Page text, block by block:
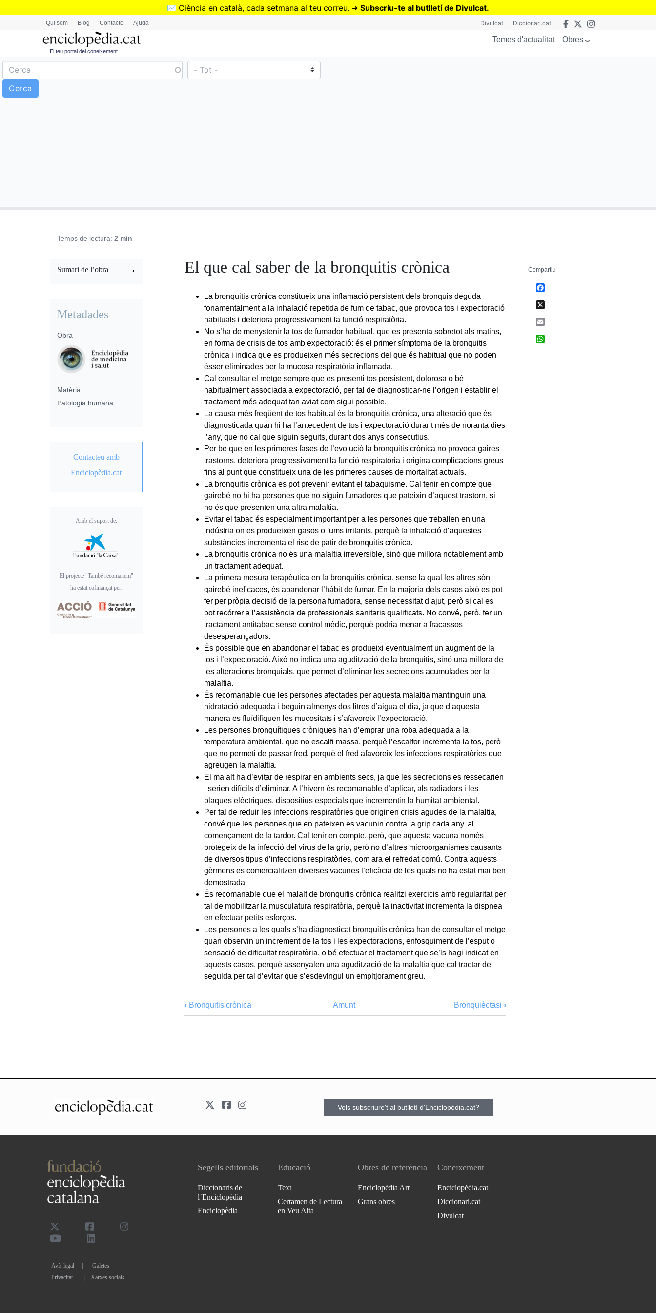
Vés
✉️ Ciència en català, cada setmana al teu correu. ➜ Subscriu-te al butlletí de Divulcat.
Qui som Blog Contacte Ajuda Divulcat Diccionari.cat
El teu portal del coneixement
Temes d'actualitat Obres
Temps de lectura: 2 min
El que cal saber de la bronquitis crònica
La bronquitis crònica constitueix una inflamació persistent dels bronquis deguda
fonamentalment a la inhalació repetida de fum de tabac, que provoca tos i expectoració
habituals i deteriora progressivament la funció respiratòria.
No s’ha de menystenir la tos de fumador habitual, que es presenta sobretot als matins,
en forma de crisis de tos amb expectoració: és el primer símptoma de la bronquitis
crònica i indica que es produeixen més secrecions del que és habitual que no poden
ésser eliminades per la mucosa respiratòria inflamada.
Cal consultar el metge sempre que es presenti tos persistent, dolorosa o bé
habitualment associada a expectoració, per tal de diagnosticar-ne l’origen i establir el
tractament més adequat tan aviat com sigui possible.
La causa més freqüent de tos habitual és la bronquitis crònica, una alteració que és
diagnosticada quan hi ha l’antecedent de tos i expectoració durant més de noranta dies
l’any, que no cal que siguin seguits, durant dos anys consecutius.
Per bé que en les primeres fases de l’evolució la bronquitis crònica no provoca gaires
trastorns, deteriora progressivament la funció respiratòria i origina complicacions greus
fins al punt que constitueix una de les primeres causes de mortalitat actuals.
La bronquitis crònica es pot prevenir evitant el tabaquisme. Cal tenir en compte que
gairebé no hi ha persones que no siguin fumadores que pateixin d’aquest trastorn, si
no és que presenten una altra malaltia.
Evitar el tabac és especialment important per a les persones que treballen en una
indústria on es produeixen gasos o fums irritants, perquè la inhalació d’aquestes
substàncies incrementa el risc de patir de bronquitis crònica.
La bronquitis crònica no és una malaltia irreversible, sinó que millora notablement amb
un tractament adequat.
La primera mesura terapèutica en la bronquitis crònica, sense la qual les altres són
gairebé ineficaces, és abandonar l’hàbit de fumar. En la majoria dels casos això es pot
fer per pròpia decisió de la persona fumadora, sense necessitat d’ajut, però si cal es
pot recórrer a l’assistència de professionals sanitaris qualificats. No convé, però, fer un
tractament antitabac sense control mèdic, perquè podria menar a fracassos
desesperançadors.
És possible que en abandonar el tabac es produeixi eventualment un augment de la
tos i l’expectoració. Això no indica una agudització de la bronquitis, sinó una millora de
les alteracions bronquials, que permet d’eliminar les secrecions acumulades per la
malaltia.
És recomanable que les persones afectades per aquesta malaltia mantinguin una
hidratació adequada i beguin almenys dos litres d’aigua el dia, ja que d’aquesta
manera es fluïdifiquen les mucositats i s’afavoreix l’expectoració.
Les persones bronquítiques cròniques han d’emprar una roba adequada a la
temperatura ambiental, que no escalfi massa, perquè l’escalfor incrementa la tos, però
que no permeti de passar fred, perquè el fred afavoreix les infeccions respiratòries que
agreugen la malaltia.
El malalt ha d’evitar de respirar en ambients secs, ja que les secrecions es ressecarien
i serien difícils d’eliminar. A l’hivern és recomanable d’aplicar, als radiadors i les
plaques elèctriques, dispositius especials que incrementin la humitat ambiental.
Per tal de reduir les infeccions respiratòries que originen crisis agudes de la malaltia,
convé que les persones que en pateixen es vacunin contra la grip cada any, al
començament de la tardor. Cal tenir en compte, però, que aquesta vacuna només
protegeix de la infecció del virus de la grip, però no d’altres microorganismes causants
de diversos tipus d’infeccions respiratòries, com ara el refredat comú. Contra aquests
gèrmens es comercialitzen diverses vacunes l’eficàcia de les quals no ha estat mai ben
demostrada.
És recomanable que el malalt de bronquitis crònica realitzi exercicis amb regularitat per
tal de mobilitzar la musculatura respiratòria, perquè la inactivitat incrementa la dispnea
en efectuar petits esforços.
Les persones a les quals s’ha diagnosticat bronquitis crònica han de consultar el metge
quan observin un increment de la tos i les expectoracions, enfosquiment de l’esput o
sensació de dificultat respiratòria, o bé efectuar el tractament que se’ls hagi indicat en
aquests casos, perquè assenyalen una agudització de la malaltia que cal tractar de
seguida per tal d’evitar que s’esdevingui un empitjorament greu.
‹ Bronquitis crònica Amunt Bronquièctasi ›
Sumari de l’obra
Metadades
Obra
Matèria
Patologia humana
Contacteu amb
Enciclopèdia.cat
Amb el suport de:
El projecte "També recomanem"
ha estat cofinançat per:
Compartiu
Vols subscriure't al butlletí d'Enciclopèdia.cat?
Avís legal
Galetes
Privacitat
| Xarxes socials
Segells editorials
Diccionaris de
l`Enciclopèdia
Enciclopèdia
Educació
Text
Certamen de Lectura
en Veu Alta
Obres de referència
Enciclopèdia Art
Grans obres
Coneixement
Enciclopèdia.cat
Diccionari.cat
Divulcat